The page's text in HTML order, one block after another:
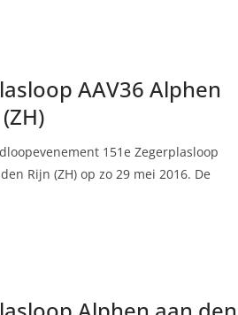
AAV36 Alphen
151e Zegerplasloop
Rijn (ZH) op zo 29 mei 2016. De